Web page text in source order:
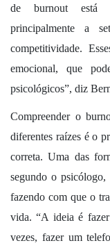
de burnout está
principalmente a
competitividade.
emocional, que
psicológicos”, diz
Compreender o
diferentes raízes é o
correta. Uma das
segundo o psicólogo,
fazendo com que o
vida. “A ideia é
vezes, fazer um